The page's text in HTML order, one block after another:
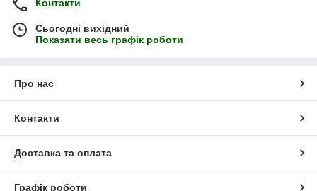
Контакти
Сьогодні вихідний
Показати весь графік роботи
Про нас
Контакти
Доставка та оплата
Графік роботи